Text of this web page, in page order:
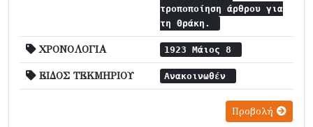
τροποποίηση άρθρου για
τη Θράκη.
ΧΡΟΝΟΛΟΓΙΑ 1923 Μάιος 8
ΕΙΔΟΣ ΤΕΚΜΗΡΙΟΥ Ανακοινωθέν
Προβολή